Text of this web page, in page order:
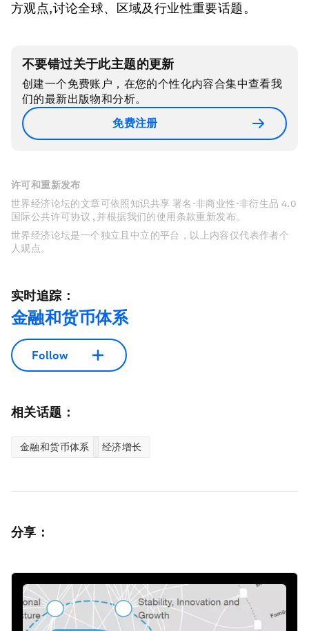
方观点,讨论全球、区域及行业性重要话题。
不要错过关于此主题的更新
创建一个免费账户，在您的个性化内容合集中查看我
们的最新出版物和分析。
免费注册
许可和重新发布
世界经济论坛的文章可依照知识共享 署名-非商业性-非衍生品 4.0
国际公共许可协议 , 并根据我们的使用条款重新发布。
世界经济论坛是一个独立且中立的平台，以上内容仅代表作者个
人观点。
实时追踪：
金融和货币体系
Follow
相关话题：
金融和货币体系 经济增长
分享：